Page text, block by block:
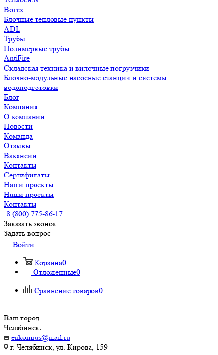
Вогез
Блочные тепловые пункты
ADL
Трубы
Полимерные трубы
AntiFire
Складская техника и вилочные погрузчики
Блочно-модульные насосные станции и системы
водоподготовки
Блог
Компания
О компании
Новости
Команда
Отзывы
Вакансии
Контакты
Сертификаты
Наши проекты
Наши проекты
Контакты
8 (800) 775-86-17
Заказать звонок
Задать вопрос
Войти
Корзина0
Отложенные0
Сравнение товаров0
Ваш город
Челябинск
enkomrus@mail.ru
г. Челябинск, ул. Кирова, 159